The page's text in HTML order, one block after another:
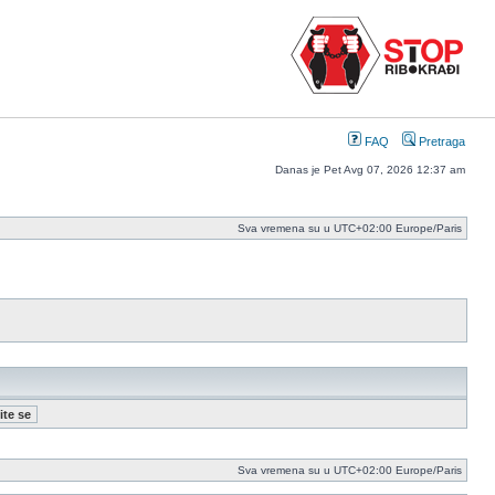
FAQ Pretraga
Danas je Pet Avg 07, 2026 12:37 am
Sva vremena su u UTC+02:00 Europe/Paris
Sva vremena su u UTC+02:00 Europe/Paris